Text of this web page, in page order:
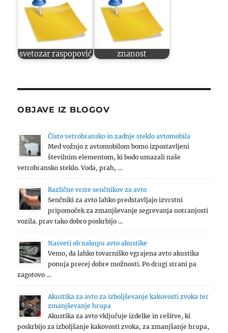
svetozar raspopović znanost
OBJAVE IZ BLOGOV
Čisto vetrobransko in zadnje steklo avtomobila
Med vožnjo z avtomobilom bomo izpostavljeni
številnim elementom, ki bodo umazali naše
vetrobransko steklo. Voda, prah, …
Različne vrste senčnikov za avto
Senčniki za avto lahko predstavljajo izvrstni
pripomoček za zmanjševanje segrevanja notranjosti
vozila. prav tako dobro poskrbijo …
Nasveti ob nakupu avto akustike
Vemo, da lahko tovarniško vgrajena avto akustika
ponuja precej dobre možnosti. Po drugi strani pa
zagotovo …
Akustika za avto za izboljševanje kakovosti zvoka ter
zmanjševanje hrupa
Akustika za avto vključuje izdelke in rešitve, ki
poskrbijo za izboljšanje kakovosti zvoka, za zmanjšanje hrupa,